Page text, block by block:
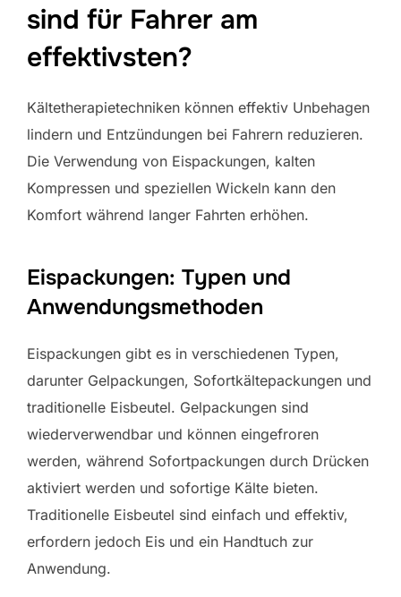
sind für Fahrer am
effektivsten?
Kältetherapietechniken können effektiv Unbehagen
lindern und Entzündungen bei Fahrern reduzieren.
Die Verwendung von Eispackungen, kalten
Kompressen und speziellen Wickeln kann den
Komfort während langer Fahrten erhöhen.
Eispackungen: Typen und
Anwendungsmethoden
Eispackungen gibt es in verschiedenen Typen,
darunter Gelpackungen, Sofortkältepackungen und
traditionelle Eisbeutel. Gelpackungen sind
wiederverwendbar und können eingefroren
werden, während Sofortpackungen durch Drücken
aktiviert werden und sofortige Kälte bieten.
Traditionelle Eisbeutel sind einfach und effektiv,
erfordern jedoch Eis und ein Handtuch zur
Anwendung.